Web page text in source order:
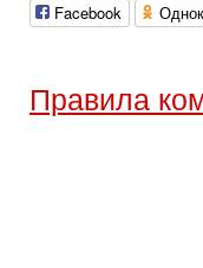
Facebook
Правила